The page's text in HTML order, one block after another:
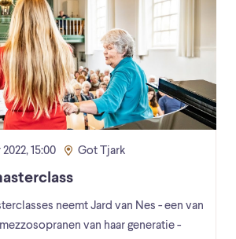
15:00 Got Tjark
neemt Jard van Nes - een van
van haar generatie -